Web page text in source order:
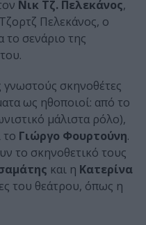
Nικ Τζ. Πελεκάνος,
Πελεκάνος, ο
το σενάριο της
σκηνοθέτες
ως ηθοποιοί: από το
μάλιστα ρόλο),
το Γιώργο Φουρτούνη.
το σκηνοθετικό τους
και η Κατερίνα
του θεάτρου, όπως η